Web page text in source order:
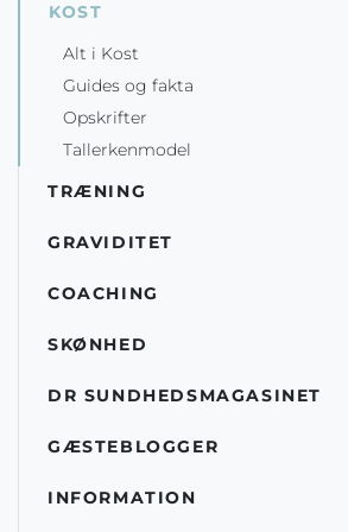
KOST
Alt i Kost
Guides og fakta
Opskrifter
Tallerkenmodel
TRÆNING
GRAVIDITET
COACHING
SKØNHED
DR SUNDHEDSMAGASINET
GÆSTEBLOGGER
INFORMATION